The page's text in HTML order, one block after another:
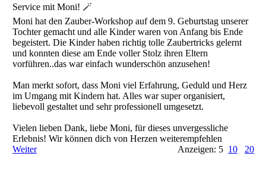
Service mit Moni! 🪄
Moni hat den Zauber-Workshop auf dem 9. Geburtstag unserer
Tochter gemacht und alle Kinder waren von Anfang bis Ende
begeistert. Die Kinder haben richtig tolle Zaubertricks gelernt
und konnten diese am Ende voller Stolz ihren Eltern
vorführen..das war einfach wunderschön anzusehen!
Man merkt sofort, dass Moni viel Erfahrung, Geduld und Herz
im Umgang mit Kindern hat. Alles war super organisiert,
liebevoll gestaltet und sehr professionell umgesetzt.
Vielen lieben Dank, liebe Moni, für dieses unvergessliche
Erlebnis! Wir können dich von Herzen weiterempfehlen
Weiter
Anzeigen: 5 10 20